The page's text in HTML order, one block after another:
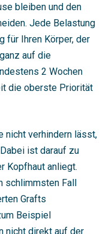
bleiben und den
Jede Belastung
für Ihren Körper, der
auf die
2 Wochen
die oberste Priorität
nicht verhindern lässt,
ist darauf zu
Kopfhaut anliegt.
schlimmsten Fall
Grafts
Beispiel
nicht direkt auf der